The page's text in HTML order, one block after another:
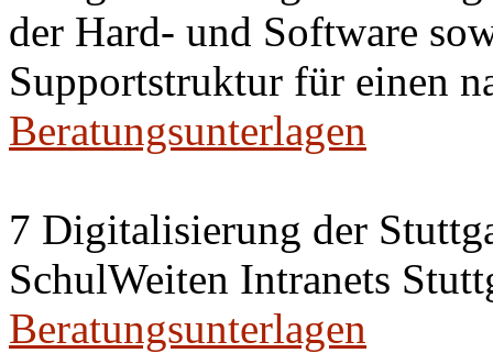
der Hard- und Software
Supportstruktur für einen
Beratungsunterlagen
7 Digitalisierung der
SchulWeiten Intranets
Beratungsunterlagen